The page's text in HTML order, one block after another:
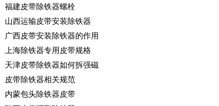
福建皮带除铁器螺栓
山西运输皮带安装除铁器
广西皮带安装除铁器的作用
上海除铁器专用皮带规格
天津皮带除铁器如何拆强磁
皮带除铁器相关规范
内蒙包头除铁器皮带